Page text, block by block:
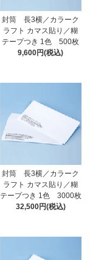
封筒 長3横／カラーク
ラフト カマス貼り／糊
テープつき 1色 500枚
9,600円(税込)
封筒 長3横／カラーク
ラフト カマス貼り／糊
テープつき 1色 3000枚
32,500円(税込)